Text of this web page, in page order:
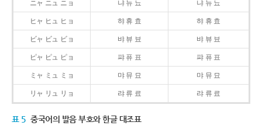
ニャ ニュ ニョ 냐 뉴 뇨 냐 뉴 뇨
ヒャ ヒュ ヒョ 햐 휴 효 햐 휴 효
ビャ ビュ ビョ 뱌 뷰 뵤 뱌 뷰 뵤
ピャ ピュ ピョ 퍄 퓨 표 퍄 퓨 표
ミャ ミュ ミョ 먀 뮤 묘 먀 뮤 묘
リャ リュ リョ 랴 류 료 랴 류 료
표 5 중국어의 발음 부호와 한글 대조표